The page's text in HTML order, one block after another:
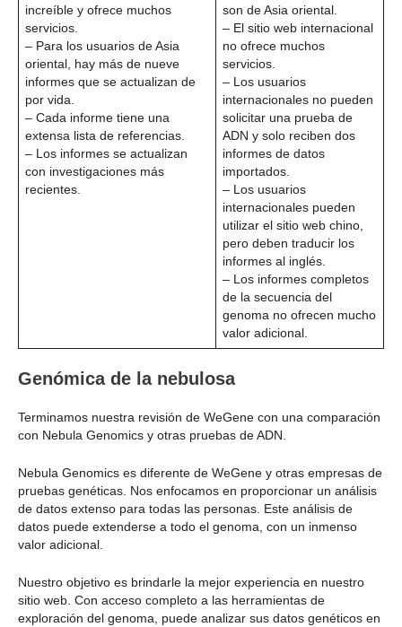
increíble y ofrece muchos
servicios.
– Para los usuarios de Asia
oriental, hay más de nueve
informes que se actualizan de
por vida.
– Cada informe tiene una
extensa lista de referencias.
– Los informes se actualizan
con investigaciones más
recientes.
son de Asia oriental.
– El sitio web internacional
no ofrece muchos
servicios.
– Los usuarios
internacionales no pueden
solicitar una prueba de
ADN y solo reciben dos
informes de datos
importados.
– Los usuarios
internacionales pueden
utilizar el sitio web chino,
pero deben traducir los
informes al inglés.
– Los informes completos
de la secuencia del
genoma no ofrecen mucho
valor adicional.
Genómica de la nebulosa
Terminamos nuestra revisión de WeGene con una comparación
con Nebula Genomics y otras pruebas de ADN.
Nebula Genomics es diferente de WeGene y otras empresas de
pruebas genéticas. Nos enfocamos en proporcionar un análisis
de datos extenso para todas las personas. Este análisis de
datos puede extenderse a todo el genoma, con un inmenso
valor adicional.
Nuestro objetivo es brindarle la mejor experiencia en nuestro
sitio web. Con acceso completo a las herramientas de
exploración del genoma, puede analizar sus datos genéticos en